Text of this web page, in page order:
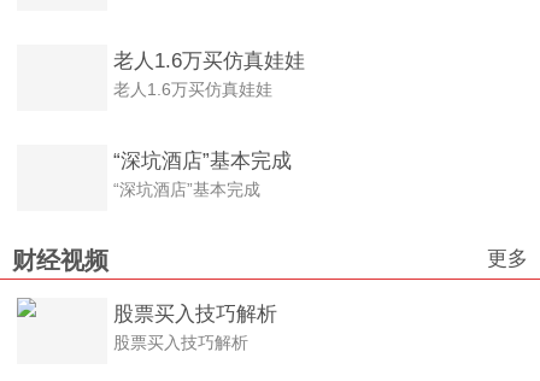
老人1.6万买仿真娃娃
老人1.6万买仿真娃娃
“深坑酒店”基本完成
“深坑酒店”基本完成
财经视频 更多
股票买入技巧解析
股票买入技巧解析